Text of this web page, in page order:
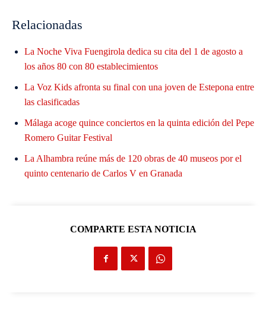
Relacionadas
La Noche Viva Fuengirola dedica su cita del 1 de agosto a
los años 80 con 80 establecimientos
La Voz Kids afronta su final con una joven de Estepona entre
las clasificadas
Málaga acoge quince conciertos en la quinta edición del Pepe
Romero Guitar Festival
La Alhambra reúne más de 120 obras de 40 museos por el
quinto centenario de Carlos V en Granada
COMPARTE ESTA NOTICIA